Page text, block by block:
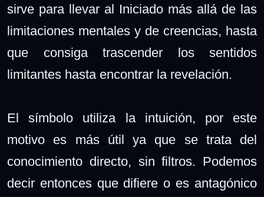
sirve para llevar al Iniciado más allá de las
limitaciones mentales y de creencias, hasta
que consiga trascender los sentidos
limitantes hasta encontrar la revelación.
El símbolo utiliza la intuición, por este
motivo es más útil ya que se trata del
conocimiento directo, sin filtros. Podemos
decir entonces que difiere o es antagónico